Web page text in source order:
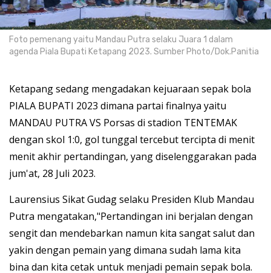
Foto pemenang yaitu Mandau Putra selaku Juara 1 dalam
agenda Piala Bupati Ketapang 2023. Sumber Photo/Dok.Panitia
Ketapang sedang mengadakan kejuaraan sepak bola
PIALA BUPATI 2023 dimana partai finalnya yaitu
MANDAU PUTRA VS Porsas di stadion TENTEMAK
dengan skol 1:0, gol tunggal tercebut tercipta di menit
menit akhir pertandingan, yang diselenggarakan pada
jum'at, 28 Juli 2023.
Laurensius Sikat Gudag selaku Presiden Klub Mandau
Putra mengatakan,"Pertandingan ini berjalan dengan
sengit dan mendebarkan namun kita sangat salut dan
yakin dengan pemain yang dimana sudah lama kita
bina dan kita cetak untuk menjadi pemain sepak bola.